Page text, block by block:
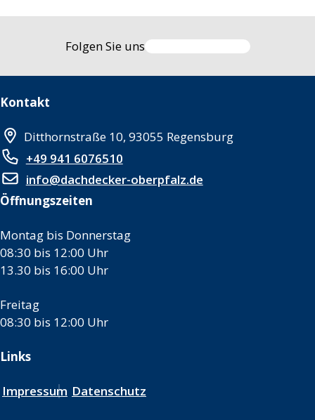
Folgen Sie uns
Kontakt
Ditthornstraße 10, 93055 Regensburg
+49 941 6076510
info@dachdecker-oberpfalz.de
Öffnungszeiten
Montag bis Donnerstag
08:30 bis 12:00 Uhr
13.30 bis 16:00 Uhr
Freitag
08:30 bis 12:00 Uhr
Links
Impressum Datenschutz